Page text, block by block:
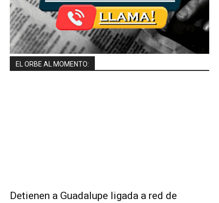
EL ORBE AL MOMENTO:
Detienen a Guadalupe ligada a red de